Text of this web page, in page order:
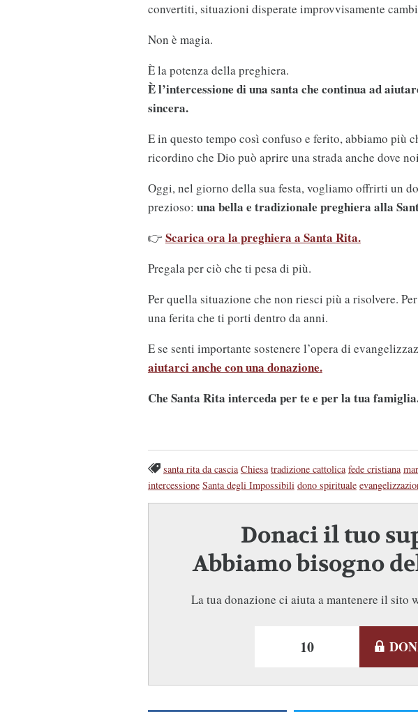
convertiti, situazioni disperate improvvisamente
Non è magia.
È la potenza della preghiera.
È l’intercessione di una santa che continua ad
sincera.
E in questo tempo così confuso e ferito, abbiamo più
ricordino che Dio può aprire una strada anche dove
Oggi, nel giorno della sua festa, vogliamo offrirti un
prezioso: una bella e tradizionale preghiera alla
👉 Scarica ora la preghiera a Santa Rita.
Pregala per ciò che ti pesa di più.
Per quella situazione che non riesci più a risolvere.
una ferita che ti porti dentro da anni.
E se senti importante sostenere l’opera di
aiutarci anche con una donazione.
Che Santa Rita interceda per te e per la tua
santa rita da cascia Chiesa tradizione cattolica fede cristiana
intercessione Santa degli Impossibili dono spirituale
Donaci il tuo
Abbiamo bisogno
La tua donazione ci aiuta a mantenere il sito